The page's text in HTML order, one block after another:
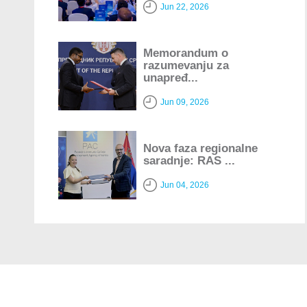
Jun 22, 2026
Memorandum o
razumevanju za
unapređ...
Jun 09, 2026
Nova faza regionalne
saradnje: RAS ...
Jun 04, 2026